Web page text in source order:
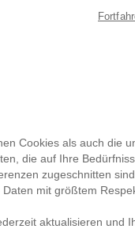
Cookies als auch die
die auf Ihre
zugeschnitten
mit größtem
aktualisieren und